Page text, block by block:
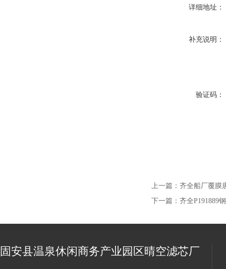
详细地址：
补充说明：
验证码：
上一篇： 齐全船厂覆膜
下一篇： 齐全P191889
固安县温泉休闲商务产业园区晴空滤芯厂